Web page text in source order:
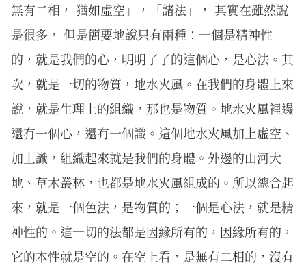
無有二相， 猶如虛空」，「諸法」， 其實在雖然說
是很多， 但是簡要地說只有兩種：一個是精神性
的，就是我們的心，明明了了的這個心，是心法。其
次，就是一切的物質，地水火風。在我們的身體上來
說，就是生理上的組織，那也是物質。地水火風裡邊
還有一個心，還有一個識。這個地水火風加上虛空、
加上識，組織起來就是我們的身體。外邊的山河大
地、草木叢林，也都是地水火風組成的。所以總合起
來，就是一個色法，是物質的；一個是心法，就是精
神性的。這一切的法都是因緣所有的，因緣所有的，
它的本性就是空的。在空上看，是無有二相的，沒有